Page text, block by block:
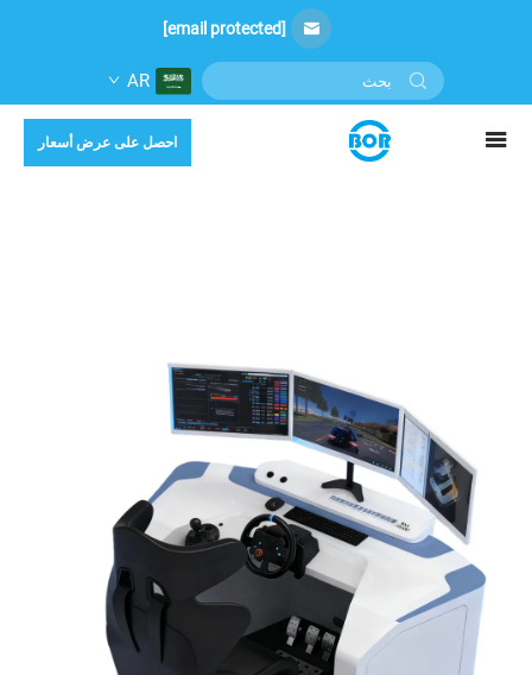
[email protected]
AR
احصل على عرض أسعار